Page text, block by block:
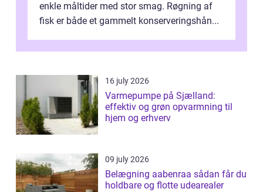
enkle måltider med stor smag. Røgning af
fisk er både et gammelt konserveringshån...
16 july 2026
Varmepumpe på Sjælland:
effektiv og grøn opvarmning til
hjem og erhverv
09 july 2026
Belægning aabenraa sådan får du
holdbare og flotte udearealer